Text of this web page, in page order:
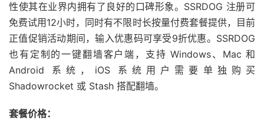
性使其在业界内拥有了良好的口碑形象。SSRDOG 注册可
免费试用12小时，同时有不限时长按量付费套餐提供，目前
正值促销活动期间，输入优惠码可享受9折优惠。SSRDOG
也有定制的一键翻墙客户端，支持 Windows、Mac 和
Android 系统，iOS 系统用户需要单独购买
Shadowrocket 或 Stash 搭配翻墙。
套餐价格：